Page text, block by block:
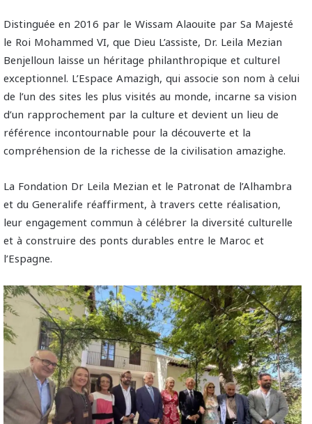
Distinguée en 2016 par le Wissam Alaouite par Sa Majesté
le Roi Mohammed VI, que Dieu L’assiste, Dr. Leila Mezian
Benjelloun laisse un héritage philanthropique et culturel
exceptionnel. L’Espace Amazigh, qui associe son nom à celui
de l’un des sites les plus visités au monde, incarne sa vision
d’un rapprochement par la culture et devient un lieu de
référence incontournable pour la découverte et la
compréhension de la richesse de la civilisation amazighe.
La Fondation Dr Leila Mezian et le Patronat de l’Alhambra
et du Generalife réaffirment, à travers cette réalisation,
leur engagement commun à célébrer la diversité culturelle
et à construire des ponts durables entre le Maroc et
l’Espagne.